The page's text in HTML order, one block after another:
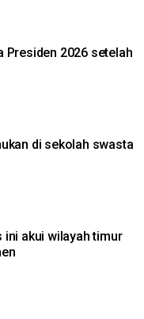
Presiden 2026 setelah
di sekolah swasta
ini akui wilayah timur